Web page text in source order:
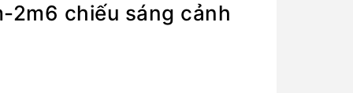
2m6 chiếu sáng cảnh